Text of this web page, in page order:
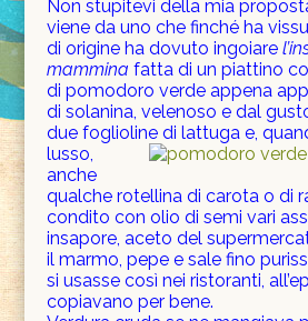
Non stupitevi della mia
viene da uno che finché ha
di origine ha dovuto ingoiare
mammina fatta di un piattino
di pomodoro verde appena
di solanina, velenoso e dal
due foglioline di lattuga e,
lusso,
anche
qualche rotellina di carota o di
condito con olio di semi vari
insapore, aceto del
il marmo, pepe e sale fino
si usasse così nei ristoranti,
copiavano per bene.